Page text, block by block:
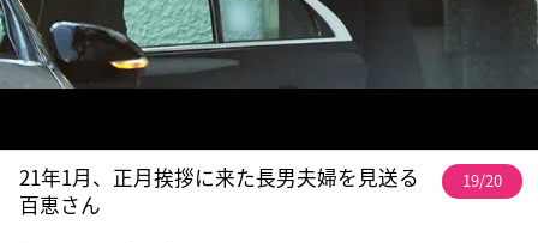
21年1月、正月挨拶に来た長男夫婦を見送る
百恵さん
19/20